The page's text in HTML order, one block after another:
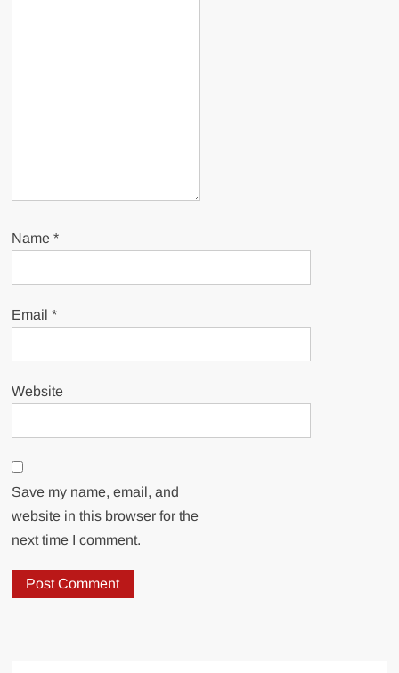
Name*
Email*
Website
Save my name, email, and
website in this browser for the
next time I comment.